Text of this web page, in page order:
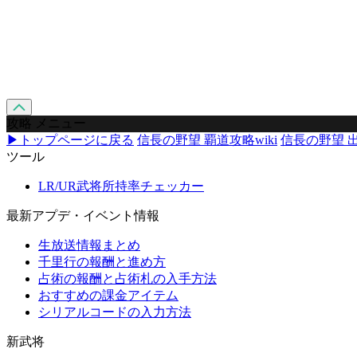
攻略 メニュー
▶トップページに戻る 信長の野望 覇道攻略wiki 信長の野望
ツール
LR/UR武将所持率チェッカー
最新アプデ・イベント情報
生放送情報まとめ
千里行の報酬と進め方
占術の報酬と占術札の入手方法
おすすめの課金アイテム
シリアルコードの入力方法
新武将